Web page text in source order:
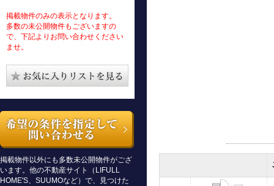
掲載物件のみの表示となります。
多数の未公開物件もございますの
で、下記よりお問い合わせください
ませ。
掲載物件以外にも多数未公開物件がござ
います。他の不動産サイト（LIFULL
HOME'S、SUUMOなど）で、見つけた